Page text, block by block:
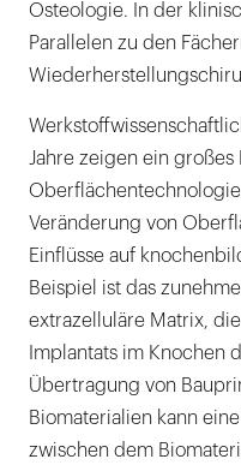
Osteologie. In der
Parallelen zu den
Jahre zeigen ein
Veränderung von
Einflüsse auf
Beispiel ist das
extrazelluläre Matrix,
Implantats im Knochen
Übertragung von
Biomaterialien kann
zwischen dem